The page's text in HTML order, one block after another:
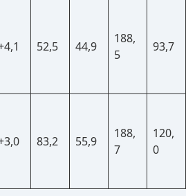
52,5 44,9
188,
5
93,7
83,2 55,9
188,
7
120,
0